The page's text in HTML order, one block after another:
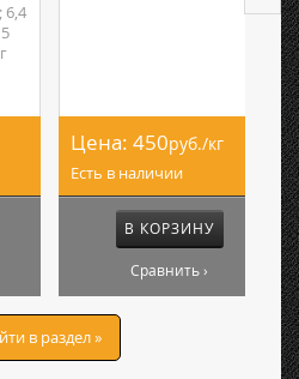
6,4
Цена: 450руб./кг
Есть в наличии
В КОРЗИНУ
Сравнить ›
в раздел »